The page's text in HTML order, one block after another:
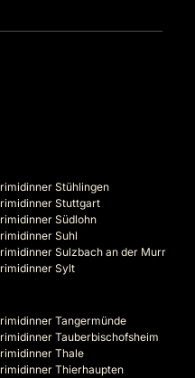
Stühlingen
Stuttgart
Südlohn
Suhl
Sulzbach an der Murr
Sylt
Tangermünde
Tauberbischofsheim
Thale
Thierhaupten